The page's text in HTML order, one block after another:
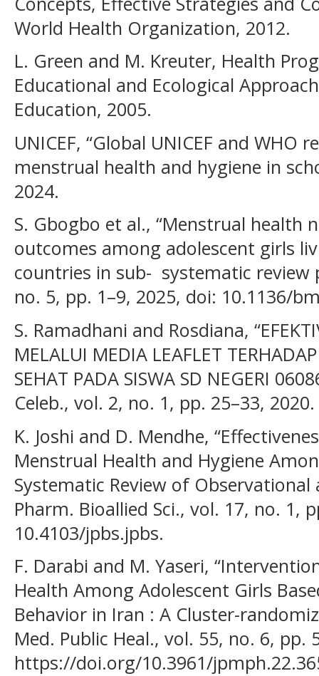
World Health Organization, 2012.
L. Green and M. Kreuter, Health
Educational and Ecological
Education, 2005.
UNICEF, “Global UNICEF and
menstrual health and hygiene in
2024.
S. Gbogbo et al., “Menstrual health
outcomes among adolescent girls
countries in sub- ­ systematic review
no. 5, pp. 1–9, 2025, doi: 10.1136/
S. Ramadhani and Rosdiana,
MELALUI MEDIA LEAFLET
SEHAT PADA SISWA SD NEGERI
Celeb., vol. 2, no. 1, pp. 25–33, 2020.
K. Joshi and D. Mendhe,
Menstrual Health and Hygiene
Systematic Review of Observational
Pharm. Bioallied Sci., vol. 17, no. 1,
10.4103/jpbs.jpbs.
F. Darabi and M. Yaseri,
Health Among Adolescent Girls
Behavior in Iran : A Cluster-
Med. Public Heal., vol. 55, no. 6, pp.
https://doi.org/10.3961/